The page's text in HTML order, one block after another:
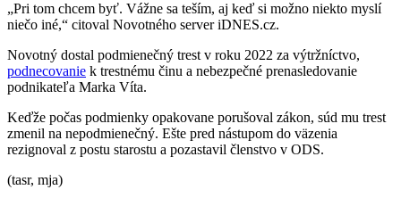
„Pri tom chcem byť. Vážne sa teším, aj keď si možno niekto myslí
niečo iné,“ citoval Novotného server iDNES.cz.
Novotný dostal podmienečný trest v roku 2022 za výtržníctvo,
podnecovanie k trestnému činu a nebezpečné prenasledovanie
podnikateľa Marka Víta.
Keďže počas podmienky opakovane porušoval zákon, súd mu trest
zmenil na nepodmienečný. Ešte pred nástupom do väzenia
rezignoval z postu starostu a pozastavil členstvo v ODS.
(tasr, mja)